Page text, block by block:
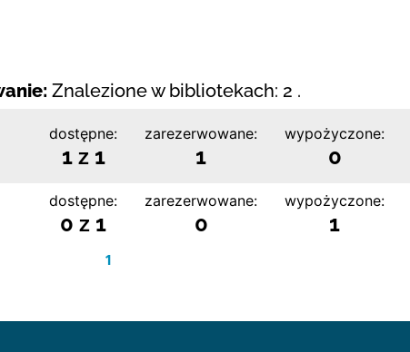
Znalezione w bibliotekach: 2 .
dostępne:
1 z 1
zarezerwowane:
1
wypożyczone:
0
dostępne:
0 z 1
zarezerwowane:
0
wypożyczone:
1
1